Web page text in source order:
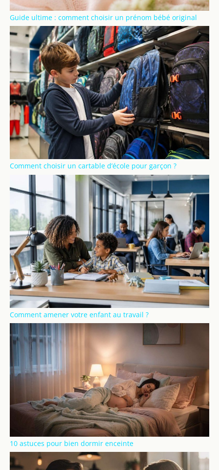
Guide ultime : comment choisir un prénom bébé original
Comment choisir un cartable d’école pour garçon ?
Comment amener votre enfant au travail ?
10 astuces pour bien dormir enceinte